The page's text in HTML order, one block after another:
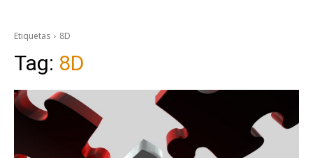
Etiquetas 8D
Tag: 8D